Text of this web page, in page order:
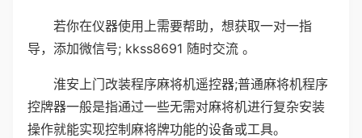
若你在仪器使用上需要帮助，想获取一对一指
导，添加微信号; kkss8691 随时交流 。
淮安上门改装程序麻将机遥控器;普通麻将机程序
控牌器一般是指通过一些无需对麻将机进行复杂安装
操作就能实现控制麻将牌功能的设备或工具。